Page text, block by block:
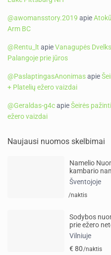
@awomansstory.2019 apie
Arm BC
@Rentu_lt apieVanagupės
Palangoje prie jūros
@PaslaptingasAnonimasapie
+ Platelių ežero vaizdai
@Geraldas-g4capieŠeirės
ežero vaizdai
Naujausi nuomos skelbimai
Namelio
kambario
Šventojoje
/naktis
Sodybos
prie ežero
Vilniuje
€ 80/naktis